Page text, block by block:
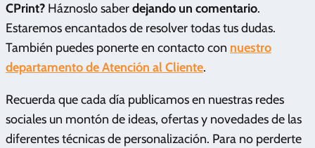
CPrint? Háznoslo saberdejando un comentario.
Estaremos encantados de resolver todas tus dudas.
También puedes ponerte en contacto con nuestro
departamento de Atención al Cliente.
Recuerda que cada día publicamos en nuestras redes
sociales un montón de ideas, ofertas y novedades de las
diferentes técnicas de personalización. Para no perderte